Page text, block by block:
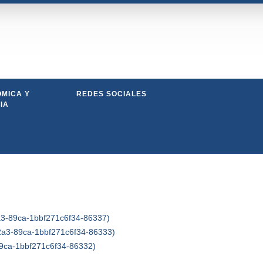
Y
REDES SOCIALES
89ca-1bbf271c6f34-86337)
89ca-1bbf271c6f34-86333)
1bbf271c6f34-86332)